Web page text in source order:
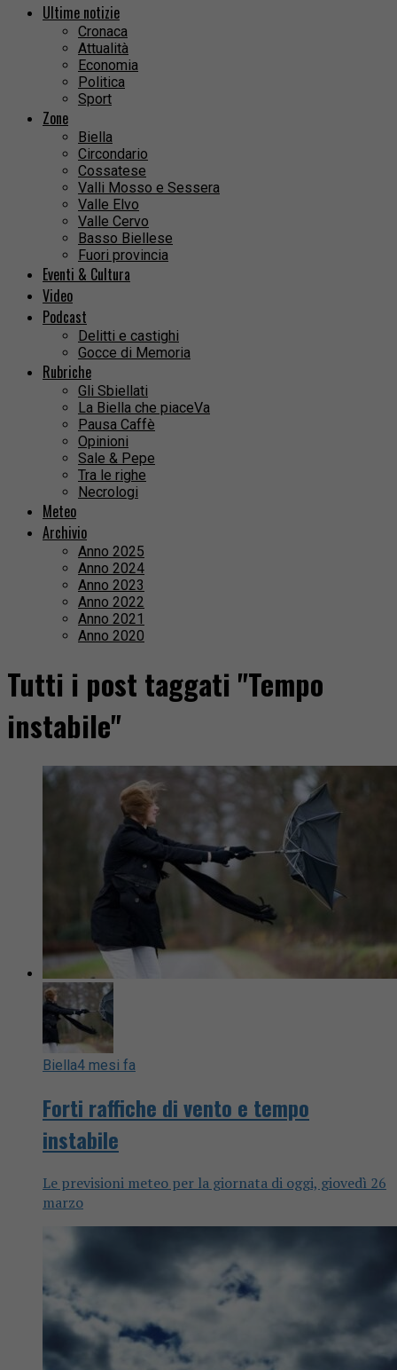
Ultime notizie
Cronaca
Attualità
Economia
Politica
Sport
Zone
Biella
Circondario
Cossatese
Valli Mosso e Sessera
Valle Elvo
Valle Cervo
Basso Biellese
Fuori provincia
Eventi & Cultura
Video
Podcast
Delitti e castighi
Gocce di Memoria
Rubriche
Gli Sbiellati
La Biella che piaceVa
Pausa Caffè
Opinioni
Sale & Pepe
Tra le righe
Necrologi
Meteo
Archivio
Anno 2025
Anno 2024
Anno 2023
Anno 2022
Anno 2021
Anno 2020
Tutti i post taggati "Tempo
instabile"
Biella4 mesi fa
Forti raffiche di vento e tempo
instabile
Le previsioni meteo per la giornata di oggi, giovedì 26
marzo